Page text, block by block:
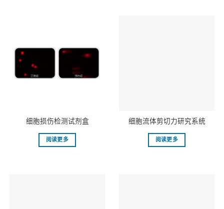
细胞损伤检测试剂盒
阅读更多
细胞流体剪切力研究系统
阅读更多